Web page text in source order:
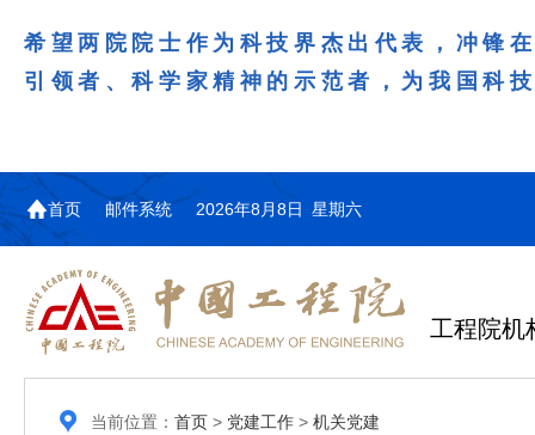
希望两院院士作为科技界杰出代表，冲锋
引领者、科学家精神的示范者，为我国科
首页 邮件系统 2026年8月8日 星期六
工程院机
当前位置： 首页> 党建工作> 机关党建